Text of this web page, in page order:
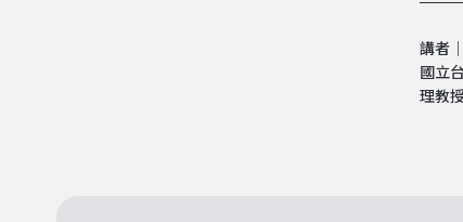
講者
國立
理教